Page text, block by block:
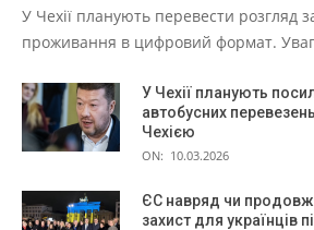
У Чехії планують перевести розгляд
проживання в цифровий формат.
У Чехії планують
автобусних
Чехією
ON: 10.03.2026
ЄС навряд чи
захист для українців